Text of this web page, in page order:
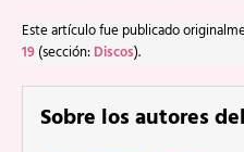
Este artículo fue publicado
19 (sección: Discos).
Sobre los autores